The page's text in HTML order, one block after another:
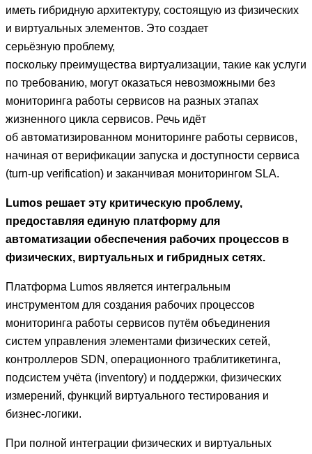
иметь гибридную архитектуру, состоящую из физических
и виртуальных элементов. Это создает
серьёзную проблему,
поскольку преимущества виртуализации, такие как услуги
по требованию, могут оказаться невозможными без
мониторинга работы сервисов на разных этапах
жизненного цикла сервисов. Речь идёт
об автоматизированном мониторинге работы сервисов,
начиная от верификации запуска и доступности сервиса
(turn-up verification) и заканчивая мониторингом SLA.
Lumos решает эту критическую проблему,
предоставляя единую платформу для
автоматизации обеспечения рабочих процессов в
физических, виртуальных и гибридных сетях.
Платформа Lumos является интегральным
инструментом для создания рабочих процессов
мониторинга работы сервисов путём объединения
систем управления элементами физических сетей,
контроллеров SDN, операционного траблитикетинга,
подсистем учёта (inventory) и поддержки, физических
измерений, функций виртуального тестирования и
бизнес-логики.
При полной интеграции физических и виртуальных